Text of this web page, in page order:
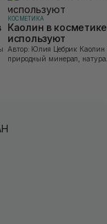
КОСМЕТИКА
Каолин в
используют
Автор: Юлия Цебрик Каолин в косметологии – это
природный минерал,